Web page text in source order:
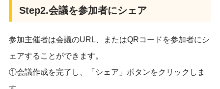
Step2.会議を参加者にシェア
参加主催者は会議のURL、またはQRコードを参加者にシ
ェアすることができます。
①会議作成を完了し、「シェア」ボタンをクリックしま